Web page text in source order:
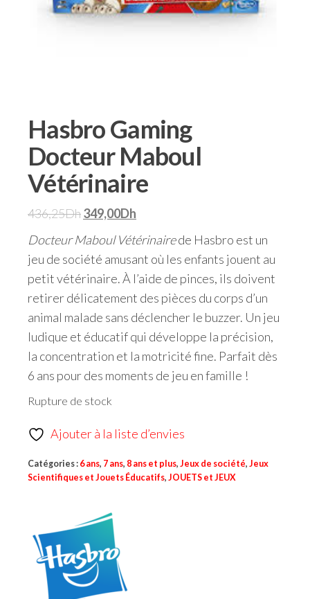
Hasbro Gaming
Docteur Maboul
Vétérinaire
436,25Dh349,00Dh
Docteur Maboul Vétérinairede Hasbro est un
jeu de société amusant où les enfants jouent au
petit vétérinaire. À l’aide de pinces, ils doivent
retirer délicatement des pièces du corps d’un
animal malade sans déclencher le buzzer. Un jeu
ludique et éducatif qui développe la précision,
la concentration et la motricité fine. Parfait dès
6 ans pour des moments de jeu en famille !
Rupture de stock
Ajouter à la liste d’envies
Catégories : 6 ans, 7 ans, 8 ans et plus, Jeux de société, Jeux
Scientifiques et Jouets Éducatifs, JOUETS et JEUX